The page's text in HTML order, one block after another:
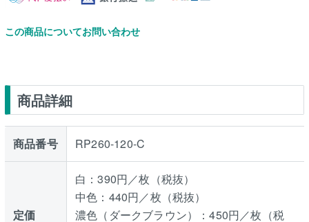
この商品についてお問い合わせ
商品詳細
商品番号 RP260-120-C
定価
白：390円／枚（税抜）
中色：440円／枚（税抜）
濃色（ダークブラウン）：450円／枚（税